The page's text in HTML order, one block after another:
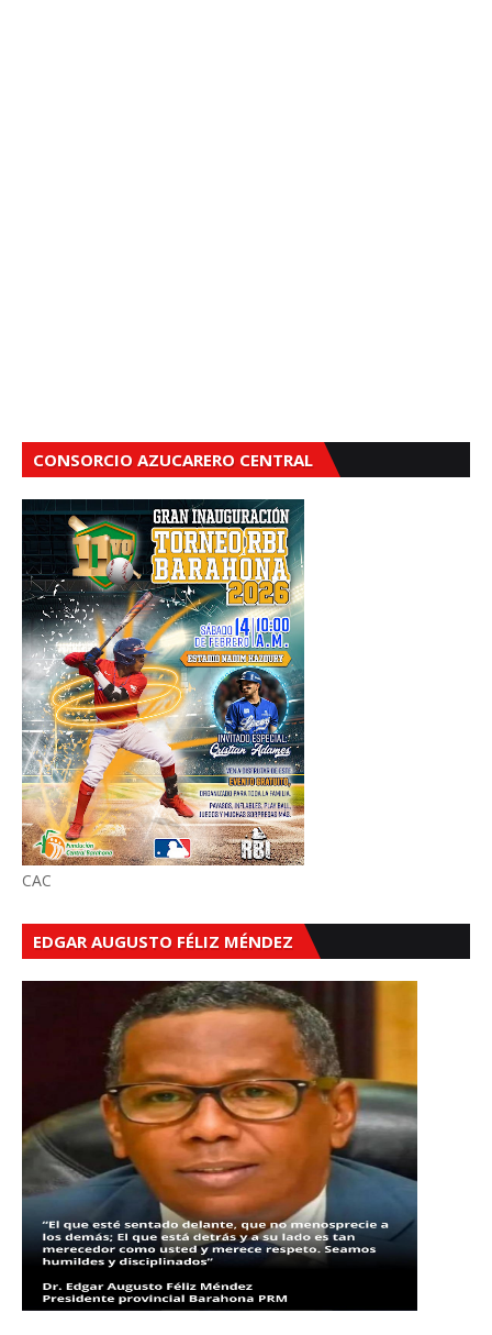
CONSORCIO AZUCARERO CENTRAL
CAC
EDGAR AUGUSTO FÉLIZ MÉNDEZ